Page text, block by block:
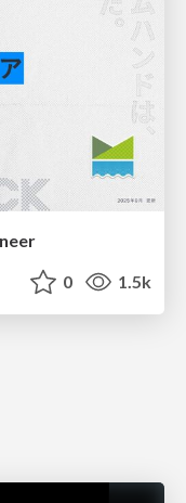
0 1.5k